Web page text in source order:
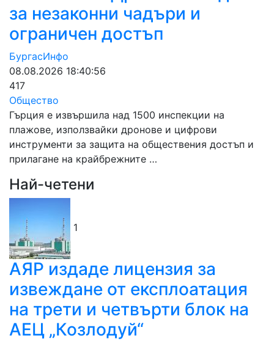
за незаконни чадъри и
ограничен достъп
БургасИнфо
08.08.2026 18:40:56
417
Общество
Гърция е извършила над 1500 инспекции на
плажове, използвайки дронове и цифрови
инструменти за защита на обществения достъп и
прилагане на крайбрежните …
Най-четени
1
АЯР издаде лицензия за
извеждане от експлоатация
на трети и четвърти блок на
АЕЦ „Козлодуй“